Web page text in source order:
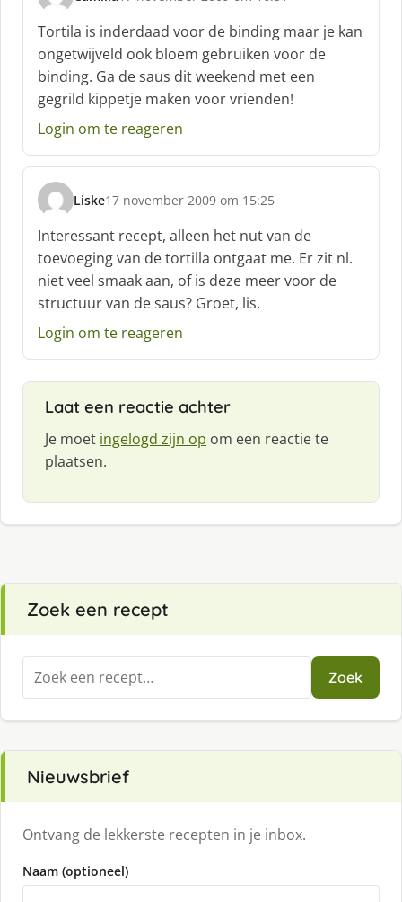
s
c
h
r
e
e
:
Tortila is inderdaad voor de binding maar je kan
ongetwijveld ook bloem gebruiken voor de
binding. Ga de saus dit weekend met een
gegrild kippetje maken voor vrienden!
Login om te reageren
Liske
s
c
h
r
e
e
:
17 november 2009 om 15:25
Interessant recept, alleen het nut van de
toevoeging van de tortilla ontgaat me. Er zit nl.
niet veel smaak aan, of is deze meer voor de
structuur van de saus? Groet, lis.
Login om te reageren
Laat een reactie achter
Je moet ingelogd zijn op om een reactie te
plaatsen.
Zoek een recept
Zoeken
naar:
Zoek
Nieuwsbrief
Ontvang de lekkerste recepten in je inbox.
Naam (optioneel)